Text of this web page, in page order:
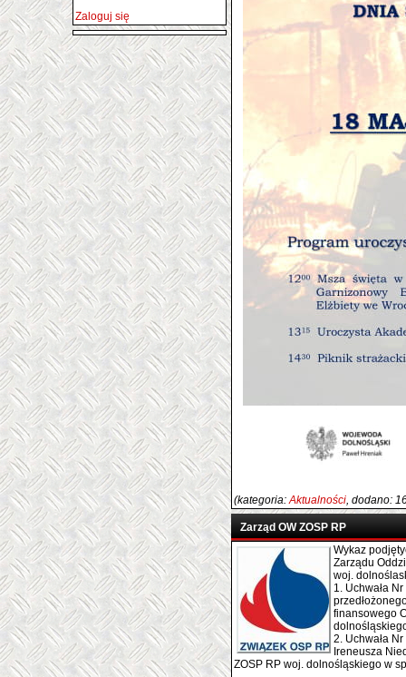
Zaloguj się
(kategoria:Aktualności, dodano:
Zarząd OW ZOSP RP
Wykaz
Zarządu
woj.
1. Uchwała
finansowego
2. Uchwała
Ireneusza
ZOSP RP woj. dolnośląskiego w